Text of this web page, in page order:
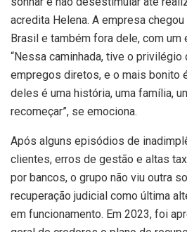
acredita Helena. A empresa
Brasil e também fora dele, com um
“Nessa caminhada, tive o privilégio
empregos diretos, e o mais bonito
deles é uma história, uma família,
recomeçar”, se emociona.
Após alguns episódios de
clientes, erros de gestão e altas
por bancos, o grupo não viu outra
recuperação judicial como última
em funcionamento. Em 2023, foi